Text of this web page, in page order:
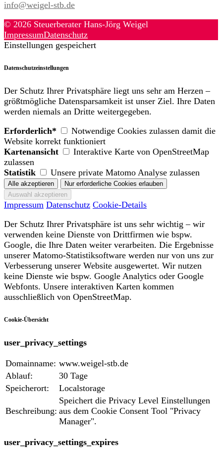
info@weigel-stb.de
© 2026 Steuerberater Hans-Jörg Weigel
ImpressumDatenschutz
Einstellungen gespeichert
Datenschutzeinstellungen
Der Schutz Ihrer Privatsphäre liegt uns sehr am Herzen –
größtmögliche Datensparsamkeit ist unser Ziel. Ihre Daten
werden niemals an Dritte weitergegeben.
Erforderlich*
Notwendige Cookies zulassen damit die
Website korrekt funktioniert
Kartenansicht
Interaktive Karte von OpenStreetMap
zulassen
Statistik
Unsere private Matomo Analyse zulassen
Impressum Datenschutz Cookie-Details
Der Schutz Ihrer Privatsphäre ist uns sehr wichtig – wir
verwenden keine Dienste von Drittfirmen wie bspw.
Google, die Ihre Daten weiter verarbeiten. Die Ergebnisse
unserer Matomo-Statistiksoftware werden nur von uns zur
Verbesserung unserer Website ausgewertet. Wir nutzen
keine Dienste wie bspw. Google Analytics oder Google
Webfonts. Unsere interaktiven Karten kommen
ausschließlich von OpenStreetMap.
Cookie-Übersicht
user_privacy_settings
Domainname: www.weigel-stb.de
Ablauf:
30 Tage
Speicherort:
Localstorage
Beschreibung:
Speichert die Privacy Level Einstellungen
aus dem Cookie Consent Tool "Privacy
Manager".
user_privacy_settings_expires